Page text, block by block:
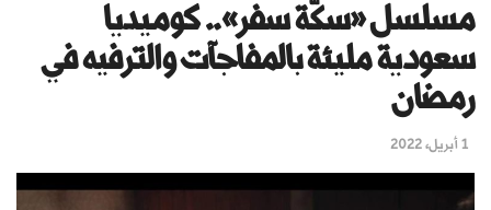
مسلسل «سكّة سفر».. كوميديا
سعودية مليئة بالمفاجآت والترفيه في
رمضان
1 أبريل، 2022